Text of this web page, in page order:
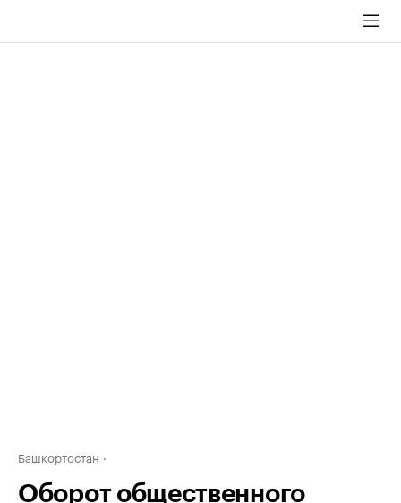
Башкортостан
Оборот общественного